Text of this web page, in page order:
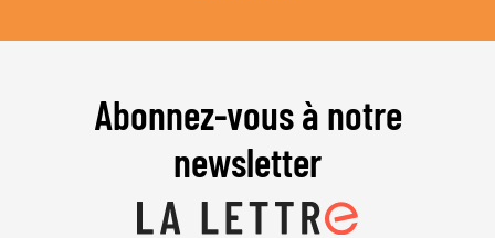
Abonnez-vous à notre
newsletter